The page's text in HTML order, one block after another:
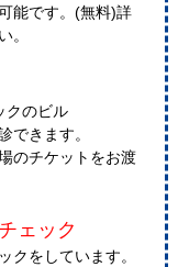
能です。(無料)詳
。
クのビル
できます。
のチケットをお渡
ェック
クをしています。